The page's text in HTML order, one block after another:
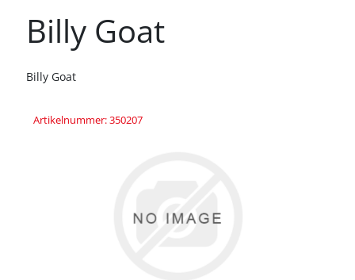
Billy Goat
Billy Goat
Artikelnummer: 350207